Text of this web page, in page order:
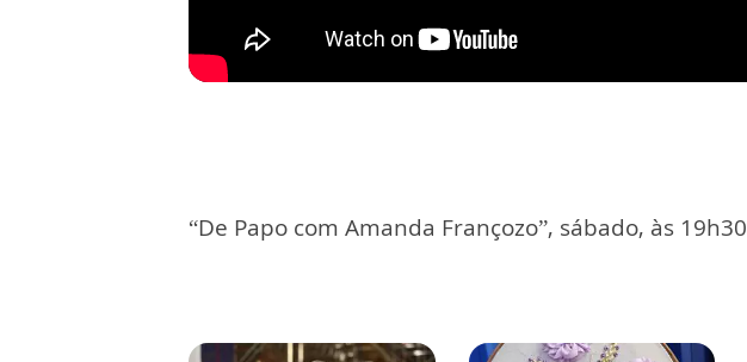
“De Papo com Amanda Françozo”, sábado, às 19h30